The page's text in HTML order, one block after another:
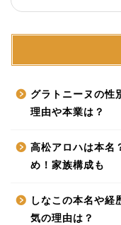
グラトニーヌの性
理由や本業は？
高松アロハは本名
め！家族構成も
しなこの本名や経
気の理由は？